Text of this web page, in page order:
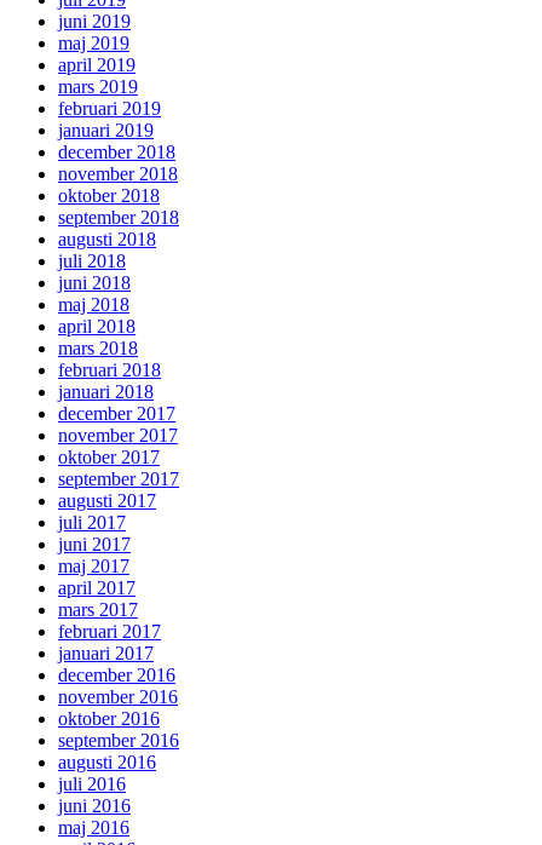
juni 2019
maj 2019
april 2019
mars 2019
februari 2019
januari 2019
december 2018
november 2018
oktober 2018
september 2018
augusti 2018
juli 2018
juni 2018
maj 2018
april 2018
mars 2018
februari 2018
januari 2018
december 2017
november 2017
oktober 2017
september 2017
augusti 2017
juli 2017
juni 2017
maj 2017
april 2017
mars 2017
februari 2017
januari 2017
december 2016
november 2016
oktober 2016
september 2016
augusti 2016
juli 2016
juni 2016
maj 2016